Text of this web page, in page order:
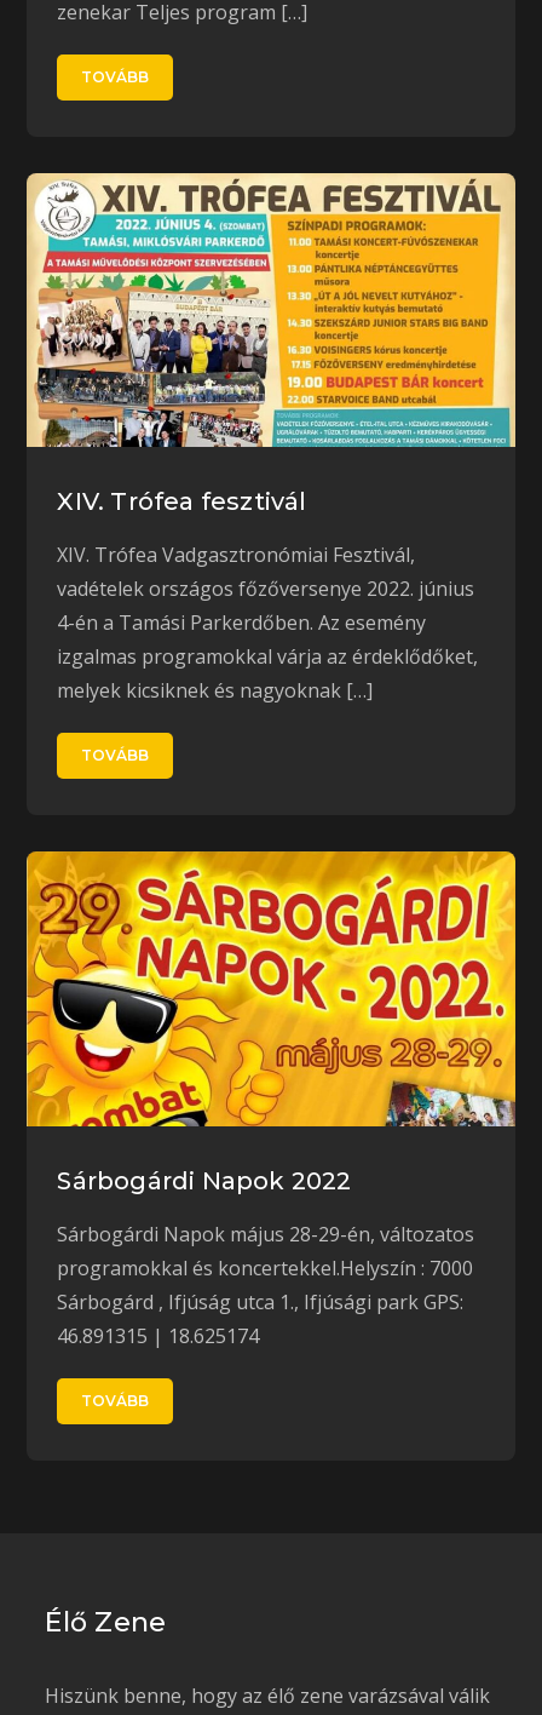
zenekar Teljes program […]
TOVÁBB
XIV. Trófea fesztivál
XIV. Trófea Vadgasztronómiai Fesztivál,
vadételek országos főzőversenye 2022. június
4-én a Tamási Parkerdőben. Az esemény
izgalmas programokkal várja az érdeklődőket,
melyek kicsiknek és nagyoknak […]
TOVÁBB
Sárbogárdi Napok 2022
Sárbogárdi Napok május 28-29-én, változatos
programokkal és koncertekkel.Helyszín : 7000
Sárbogárd , Ifjúság utca 1., Ifjúsági park GPS:
46.891315 | 18.625174
TOVÁBB
Élő Zene
Hiszünk benne, hogy az élő zene varázsával válik